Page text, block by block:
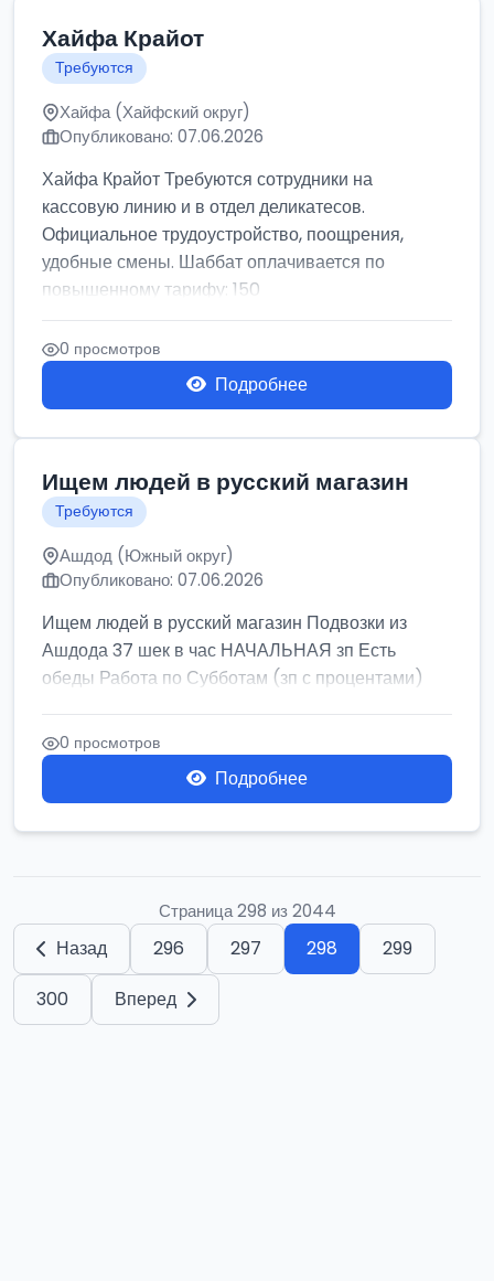
Хайфа Крайот
Требуются
Хайфа (Хайфский округ)
Опубликовано: 07.06.2026
Хайфа Крайот Требуются сотрудники на
кассовую линию и в отдел деликатесов.
Официальное трудоустройство, поощрения,
удобные смены. Шаббат оплачивается по
повышенному тарифу: 150
0 просмотров
Подробнее
Ищем людей в русский магазин
Требуются
Ашдод (Южный округ)
Опубликовано: 07.06.2026
Ищем людей в русский магазин Подвозки из
Ашдода 37 шек в час НАЧАЛЬНАЯ зп Есть
обеды Работа по Субботам (зп с процентами)
0 просмотров
Подробнее
Страница 298 из 2044
Назад 296 297 298
299
300
Вперед